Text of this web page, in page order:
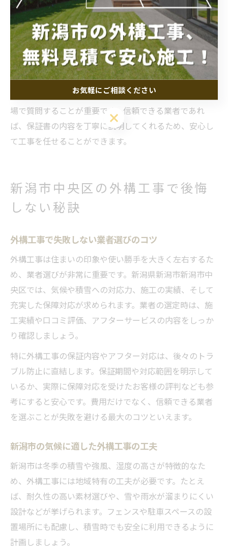
（どの工事・部材がどこまで保証されるか）、②保証期
間、③保証が適用されないケース（自然災害や使用者過
失など）、④トラブル発生時の連絡先や対応方法などで
す。これらが明確に記載されていない場合、後からトラ
ブルに発展するリスクもあります。
契約時に保証書の内容をしっかり確認し、不明点はその
場で質問することが重要です。信頼できる業者であれ
ば、保証書の内容を丁寧に説明してくれるため、安心し
て工事を任せることができます。
新潟市中央区の外構工事で後悔
しない秘訣
外構工事で失敗しない業者選びのコツ
外構工事は住まいの印象や使い勝手を大きく左右するた
め、業者選びが非常に重要です。新潟県新潟市新潟市中
央区では、気候や積雪への対応力、施工の実績、そして
充実した保障対応が求められます。業者の選定時は、施
工実績や口コミ評価、アフターサービスの内容をしっか
り確認しましょう。
特に外構工事の保証内容やアフター対応は、後々のトラ
ブル防止に直結します。保証期間や対応範囲を明示して
いるか、実際に保障対応を受けたお客様の評判なども参
考にすると安心です。費用だけでなく、信頼できる業者
を選ぶことが失敗を避ける最大のコツといえます。
新潟市の気候に適した外構工事の工夫
新潟市は冬季の積雪や強風、湿度の高さが特徴的なた
め、外構工事には地域特有の工夫が必要です。たとえ
ば、耐久性の高い素材選びや、雪や雨水が溜まりにくい
設計などが挙げられます。フェンスや駐車スペースの設
置場所にも配慮し、積雪時でも安全に利用できるように
計画しましょう。
お気軽にご相談ください
お気軽にご相談ください